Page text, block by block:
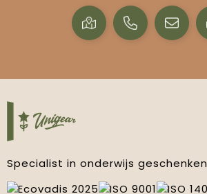
Specialist in onderwijs geschenken